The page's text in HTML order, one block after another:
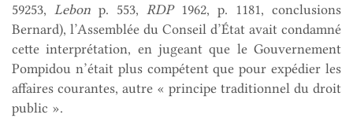
59253, Lebon p. 553, RDP 1962, p. 1181, conclusions
Bernard), l’Assemblée du Conseil d’État avait condamné
cette interprétation, en jugeant que le Gouvernement
Pompidou n’était plus compétent que pour expédier les
affaires courantes, autre « principe traditionnel du droit
public ».